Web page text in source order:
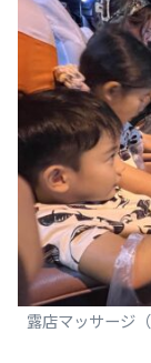
露店マッサージ